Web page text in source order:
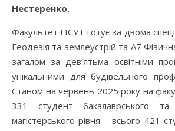
Нестеренко.
Факультет ГІСУТ готує за двома
Геодезія та землеустрій та А7
загалом за дев’ятьма освітніми
унікальними для будівельного
Станом на червень 2025 року на
331 студент бакалаврського
магістерського рівня – всього 421